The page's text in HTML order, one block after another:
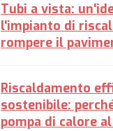
Tubi a vista:
l'impianto di
rompere il
Riscaldamento
sostenibile:
pompa di calore